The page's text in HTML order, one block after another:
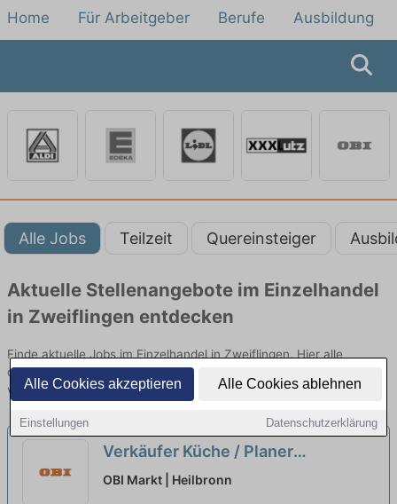
Alle Cookies akzeptieren Alle Cookies ablehnen
Einstellungen Datenschutzerklärung
Home Für Arbeitgeber Berufe Ausbildung
Alle Jobs Teilzeit Quereinsteiger
Aktuelle Stellenangebote im Einzelhandel
in Zweiflingen entdecken
Finde aktuelle Jobs im Einzelhandel in Zweiflingen. Hier alle
offenen Stellenangebote im Verkauf, Vertrieb und Handel
vergleichen.
Verkäufer Küche / Planer
Schwerpunkt Küche (m/w/d)
OBI Markt | Heilbronn